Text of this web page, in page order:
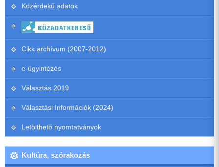
Közérdekű adatok
Cikk archívum (2007-2012)
e-ügyintézés
Választás 2019
Választási Információk (2024)
Letölthető nyomtatványok
Kultúra, szórakozás